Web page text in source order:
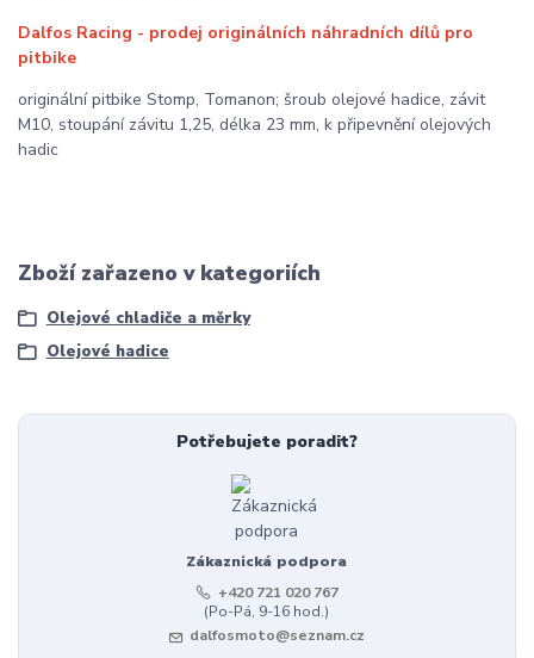
Dalfos Racing - prodej originálních náhradních dílů pro
pitbike
originální pitbike Stomp, Tomanon; šroub olejové hadice, závit
M10, stoupání závitu 1,25, délka 23 mm, k připevnění olejových
hadic
Zboží zařazeno v kategoriích
Olejové chladiče a měrky
Olejové hadice
Potřebujete poradit?
Zákaznická podpora
+420 721 020 767
(Po-Pá, 9-16 hod.)
dalfosmoto@seznam.cz